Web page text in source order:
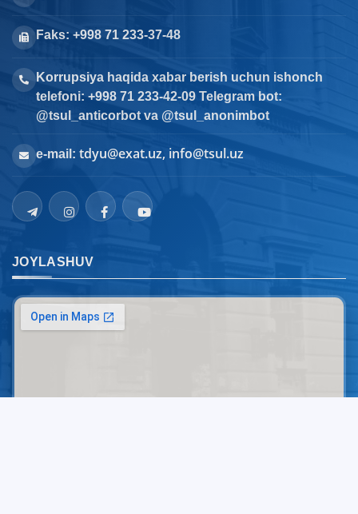
Faks: +998 71 233-37-48
Korrupsiya haqida xabar berish uchun ishonch
telefoni: +998 71 233-42-09 Telegram bot:
@tsul_anticorbot va @tsul_anonimbot
e-mail: tdyu@exat.uz, info@tsul.uz
JOYLASHUV